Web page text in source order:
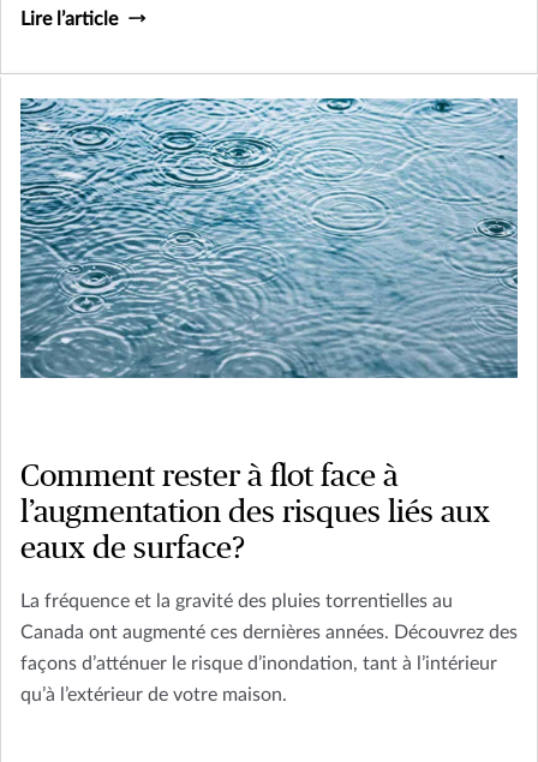
Lire l’article
Comment rester à flot face à
l’augmentation des risques liés aux
eaux de surface?
La fréquence et la gravité des pluies torrentielles au
Canada ont augmenté ces dernières années. Découvrez des
façons d’atténuer le risque d’inondation, tant à l’intérieur
qu’à l’extérieur de votre maison.